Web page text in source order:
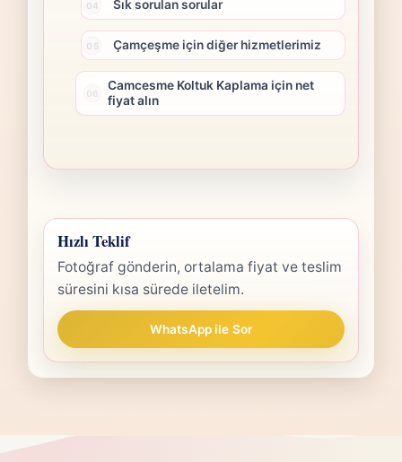
Sık sorulan sorular
Çamçeşme için diğer hizmetlerimiz
Camcesme Koltuk Kaplama için net
fiyat alın
Hızlı Teklif
Fotoğraf gönderin, ortalama fiyat ve teslim
süresini kısa sürede iletelim.
WhatsApp ile Sor